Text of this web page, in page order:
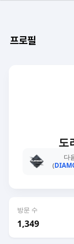
프로필
도
다
(
방문 수
1,349